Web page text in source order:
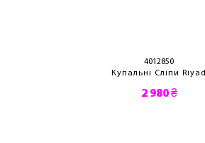
4012850
Купальні Сліпи Riyad
2 980 ₴